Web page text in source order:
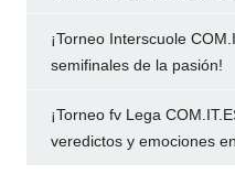
¡Torneo Interscuole
semifinales de la pasión!
¡Torneo fv Lega
veredictos y emociones